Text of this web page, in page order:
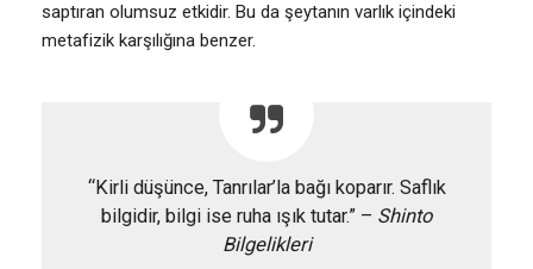
saptıran olumsuz etkidir. Bu da şeytanın varlık içindeki
metafizik karşılığına benzer.
“Kirli düşünce, Tanrılar’la bağı koparır. Saflık
bilgidir, bilgi ise ruha ışık tutar.” – Shinto
Bilgelikleri